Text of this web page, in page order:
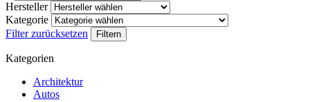
Hersteller
Kategorie
Filter zurücksetzen
Filtern
Kategorien
Architektur
Autos